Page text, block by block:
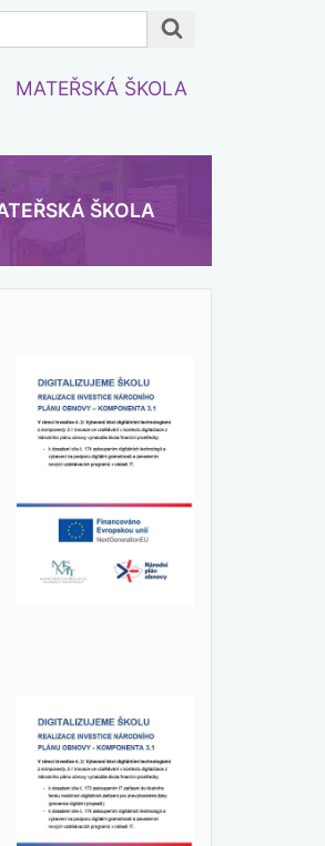
MATEŘSKÁ ŠKOLA
ŠKOLA